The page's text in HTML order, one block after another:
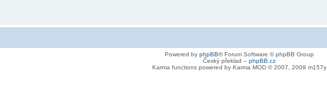
Powered by phpBB® Forum Software © phpBB Group
Český překlad – phpBB.cz
Karma functions powered by Karma MOD © 2007, 2009 m157y